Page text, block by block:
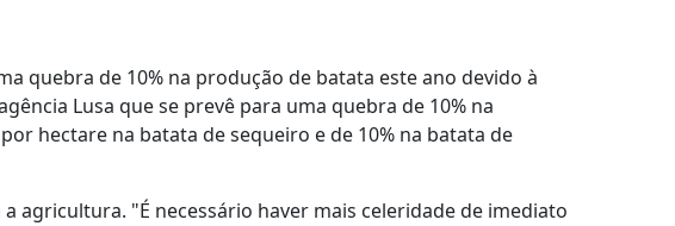
quebra de 10% na produção de batata este ano devido à
Lusa que se prevê para uma quebra de 10% na
hectare na batata de sequeiro e de 10% na batata de
agricultura. "É necessário haver mais celeridade de imediato